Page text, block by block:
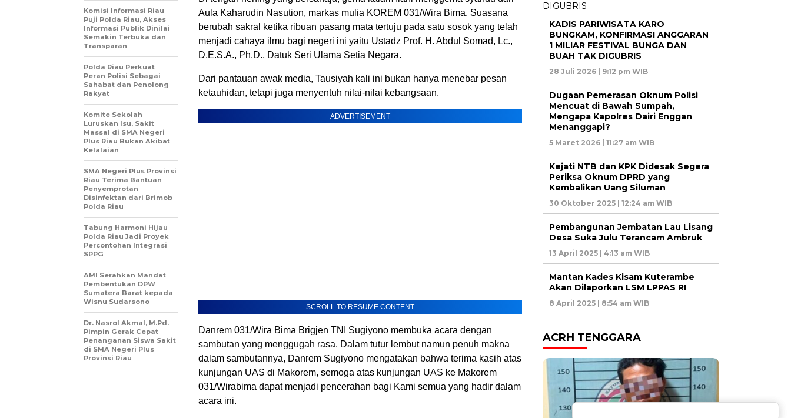
Aula Kaharudin Nasution, markas mulia KOREM 031/Wira Bima. Suasana
berubah sakral ketika ribuan pasang mata tertuju pada satu sosok yang telah
menjadi cahaya ilmu bagi negeri ini yaitu Ustadz Prof. H. Abdul Somad, Lc.,
D.E.S.A., Ph.D., Datuk Seri Ulama Setia Negara.
Dari pantauan awak media, Tausiyah kali ini bukan hanya menebar pesan
ketauhidan, tetapi juga menyentuh nilai-nilai kebangsaan.
ADVERTISEMENT
SCROLL TO RESUME CONTENT
Danrem 031/Wira Bima Brigjen TNI Sugiyono membuka acara dengan
sambutan yang menggugah rasa. Dalam tutur lembut namun penuh makna
dalam sambutannya, Danrem Sugiyono mengatakan bahwa terima kasih atas
kunjungan UAS di Makorem, semoga atas kunjungan UAS ke Makorem
031/Wirabima dapat menjadi pencerahan bagi Kami semua yang hadir dalam
acara ini.
Komisi Informasi Riau
Puji Polda Riau, Akses
Informasi Publik Dinilai
Semakin Terbuka dan
Transparan
Polda Riau Perkuat
Peran Polisi Sebagai
Sahabat dan Penolong
Rakyat
Komite Sekolah
Luruskan Isu, Sakit
Massal di SMA Negeri
Plus Riau Bukan Akibat
Kelalaian
SMA Negeri Plus Provinsi
Riau Terima Bantuan
Penyemprotan
Disinfektan dari Brimob
Polda Riau
Tabung Harmoni Hijau
Polda Riau Jadi Proyek
Percontohan Integrasi
SPPG
AMI Serahkan Mandat
Pembentukan DPW
Sumatera Barat kepada
Wisnu Sudarsono
Dr. Nasrol Akmal, M.Pd.
Pimpin Gerak Cepat
Penanganan Siswa Sakit
di SMA Negeri Plus
Provinsi Riau
KADIS PARIWISATA KARO
BUNGKAM, KONFIRMASI ANGGARAN
1 MILIAR FESTIVAL BUNGA DAN
BUAH TAK DIGUBRIS
28 Juli 2026 | 9:12 pm WIB
Dugaan Pemerasan Oknum Polisi
Mencuat di Bawah Sumpah,
Mengapa Kapolres Dairi Enggan
Menanggapi?
5 Maret 2026 | 11:27 am WIB
Kejati NTB dan KPK Didesak Segera
Periksa Oknum DPRD yang
Kembalikan Uang Siluman
30 Oktober 2025 | 12:24 am WIB
Pembangunan Jembatan Lau Lisang
Desa Suka Julu Terancam Ambruk
13 April 2025 | 4:13 am WIB
Mantan Kades Kisam Kuterambe
Akan Dilaporkan LSM LPPAS RI
8 April 2025 | 8:54 am WIB
ACRH TENGGARA